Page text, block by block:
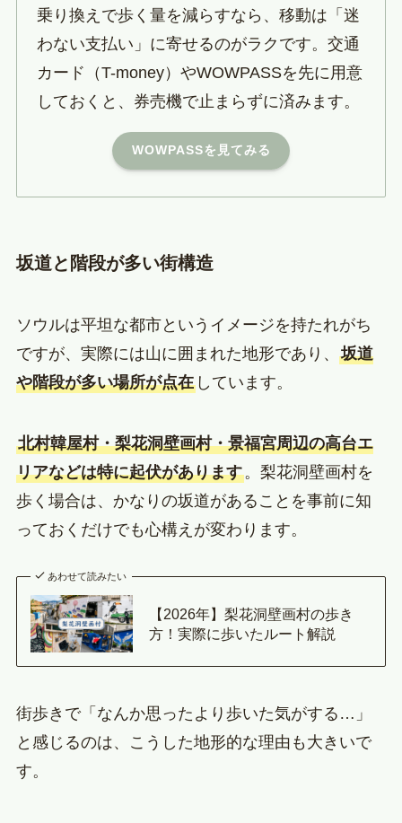
乗り換えで歩く量を減らすなら、移動は「迷
わない支払い」に寄せるのがラクです。交通
カード（T-money）やWOWPASSを先に用意
しておくと、券売機で止まらずに済みます。
WOWPASSを見てみる
坂道と階段が多い街構造
ソウルは平坦な都市というイメージを持たれがち
ですが、実際には山に囲まれた地形であり、 坂道
や階段が多い場所が点在しています。
北村韓屋村・梨花洞壁画村・景福宮周辺の高台エ
リアなどは特に起伏があります。梨花洞壁画村を
歩く場合は、かなりの坂道があることを事前に知
っておくだけでも心構えが変わります。
あわせて読みたい
【2026年】梨花洞壁画村の歩き
方！実際に歩いたルート解説
街歩きで「なんか思ったより歩いた気がする…」
と感じるのは、こうした地形的な理由も大きいで
す。